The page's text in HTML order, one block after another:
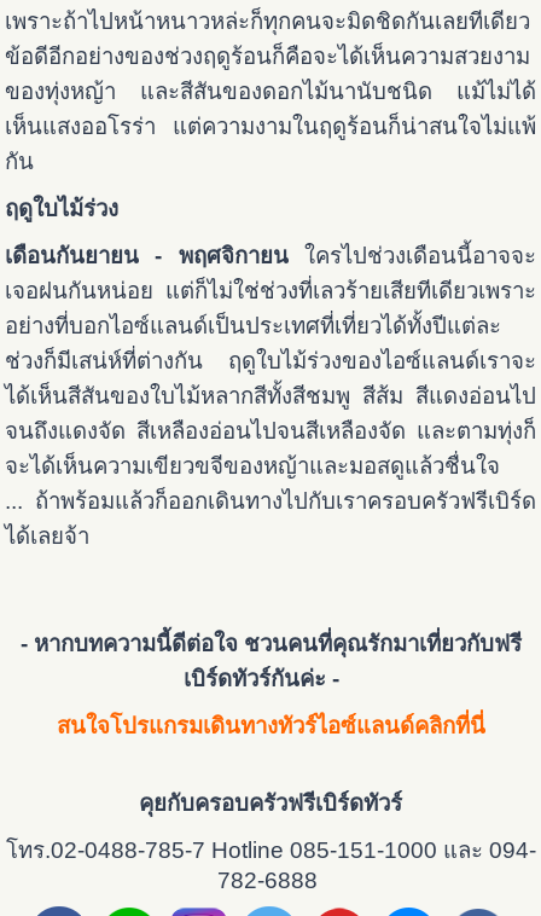
เพราะถ้าไปหน้าหนาวหล่ะก็ทุกคนจะมิดชิดกันเลยทีเดียว
ข้อดีอีกอย่างของช่วงฤดูร้อนก็คือจะได้เห็นความสวยงาม
ของทุ่งหญ้า และสีสันของดอกไม้นานับชนิด แม้ไม่ได้
เห็นแสงออโรร่า แต่ความงามในฤดูร้อนก็น่าสนใจไม่แพ้
กัน
ฤดูใบไม้ร่วง
เดือนกันยายน - พฤศจิกายนใครไปช่วงเดือนนี้อาจจะ
เจอฝนกันหน่อย แต่ก็ไม่ใช่ช่วงที่เลวร้ายเสียทีเดียวเพราะ
อย่างที่บอกไอซ์แลนด์เป็นประเทศที่เที่ยวได้ทั้งปีแต่ละ
ช่วงก็มีเสน่ห์ที่ต่างกัน ฤดูใบไม้ร่วงของไอซ์แลนด์เราจะ
ได้เห็นสีสันของใบไม้หลากสีทั้งสีชมพู สีส้ม สีแดงอ่อนไป
จนถึงแดงจัด สีเหลืองอ่อนไปจนสีเหลืองจัด และตามทุ่งก็
จะได้เห็นความเขียวขจีของหญ้าและมอสดูแล้วชื่นใจ
... ถ้าพร้อมแล้วก็ออกเดินทางไปกับเราครอบครัวฟรีเบิร์ด
ได้เลยจ้า
- หากบทความนี้ดีต่อใจ ชวนคนที่คุณรักมาเที่ยวกับฟรี
เบิร์ดทัวร์กันค่ะ -
สนใจโปรแกรมเดินทางทัวร์ไอซ์แลนด์คลิกที่นี่
คุยกับครอบครัวฟรีเบิร์ดทัวร์
โทร.02-0488-785-7 Hotline 085-151-1000 และ 094-
782-6888